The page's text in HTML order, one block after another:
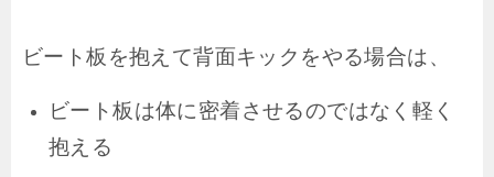
ビート板を抱えて背面キックをやる場合は、
ビート板は体に密着させるのではなく軽く
抱える